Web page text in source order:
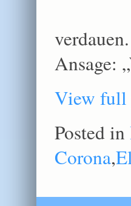
Ansage:
View full
Posted in
Corona,